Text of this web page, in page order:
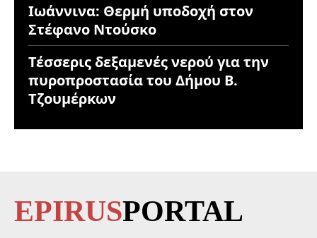
Ιωάννινα: Θερμή υποδοχή στον
Στέφανο Ντούσκο
Τέσσερις δεξαμενές νερού για την
πυροπροστασία του Δήμου Β.
Τζουμέρκων
EPIRUSPORTAL